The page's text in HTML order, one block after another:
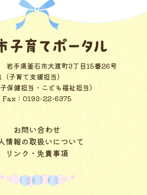
岩手県釜石市大渡町3丁目15番26号
子育て支援担当）
健担当・こども福祉担当）
Fax：0193-22-6375
お問い合わせ
情報の取扱いについて
リンク・免責事項